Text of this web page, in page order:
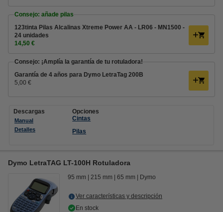
Consejo: añade pilas
123tinta Pilas Alcalinas Xtreme Power AA - LR06 - MN1500 -
24 unidades
14,50 €
Consejo: ¡Amplía la garantía de tu rotuladora!
Garantía de 4 años para Dymo LetraTag 200B
5,00 €
Descargas
Manual
Detalles
Opciones
Cintas
Pilas
Dymo LetraTAG LT-100H Rotuladora
95 mm 215 mm 65 mm Dymo
Ver características y descripción
En stock